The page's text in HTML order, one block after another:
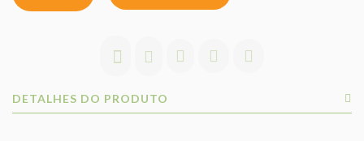
DETALHES DO PRODUTO